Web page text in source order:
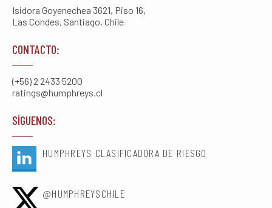
Isidora Goyenechea 3621, Piso 16,
Las Condes, Santiago, Chile
CONTACTO:
(+56) 2 2433 5200
ratings@humphreys.cl
SÍGUENOS:
HUMPHREYS CLASIFICADORA DE RIESGO
@HUMPHREYSCHILE